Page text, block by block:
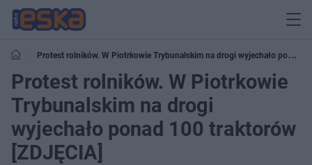
Protest rolników. W Piotrkowie Trybunalskim na drogi wyjechało ponad
100 traktorów [ZDJĘCIA]
Protest rolników. W Piotrkowie
Trybunalskim na drogi
wyjechało ponad 100 traktorów
[ZDJĘCIA]